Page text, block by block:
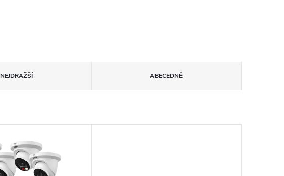
NEJDRAŽŠÍ ABECEDNĚ